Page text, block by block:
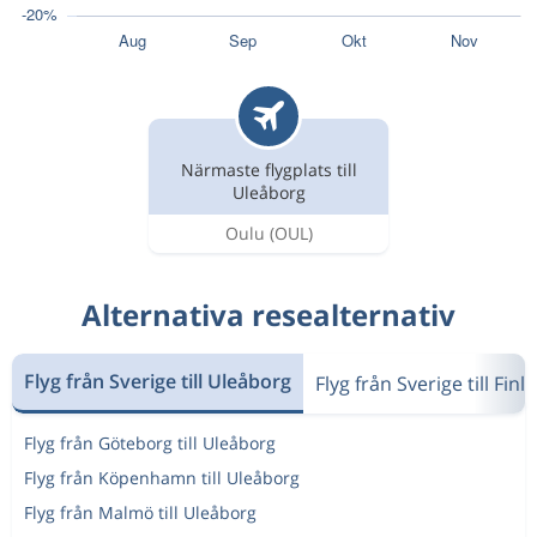
Närmaste flygplats till
Uleåborg
Oulu (OUL)
Alternativa resealternativ
Flyg från Sverige till Uleåborg Flyg från Sverige till
Flyg från Göteborg till Uleåborg
Flyg från Köpenhamn till Uleåborg
Flyg från Malmö till Uleåborg